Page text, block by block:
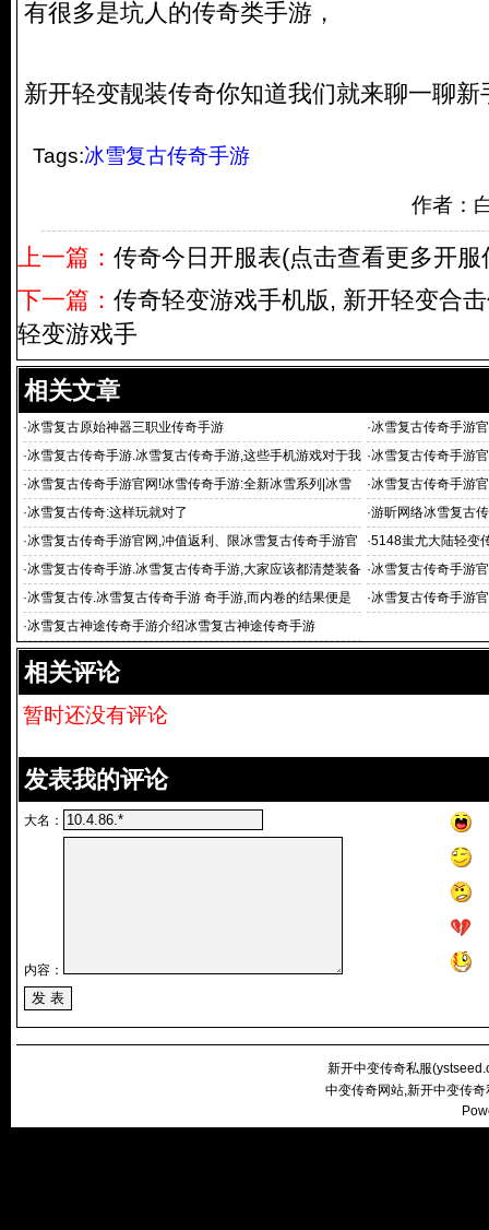
有很多是坑人的传奇类手游，
新开轻变靓装传奇你知道我们就来聊一聊
Tags:冰雪复古传奇手游
作者：
上一篇： 传奇今日开服表(点击查看更多开
下一篇： 传奇轻变游戏手机版, 新开轻变合
轻变游戏手
相关文章
·冰雪复古原始神器三职业传奇手游 ·冰雪复古传奇手游
畅
·冰雪复古传奇手游.冰雪复古传奇手游,这些手机游戏对于我
们平民玩
·冰雪复古传奇手游
能进入
·冰雪复古传奇手游官网!冰雪传奇手游:全新冰雪系列|冰雪
之城2
·冰雪复古传奇手游
意的一些事项
·冰雪复古传奇:这样玩就对了 ·游昕网络冰雪复古
·冰雪复古传奇手游官网,冲值返利、限冰雪复古传奇手游官
网 时
·5148蚩尤大陆轻变
网站
·冰雪复古传奇手游.冰雪复古传奇手游,大家应该都清楚装备
是很重要的
·冰雪复古传奇手游
戏,冰雪复古传奇
·冰雪复古传.冰雪复古传奇手游 奇手游,而内卷的结果便是
一个又一个
·冰雪复古传奇手游
·冰雪复古神途传奇手游介绍冰雪复古神途传奇手游
相关评论
暂时还没有评论
发表我的评论
大名：
内容：
新开中变传奇私服(
中变传奇网站,新开中变传